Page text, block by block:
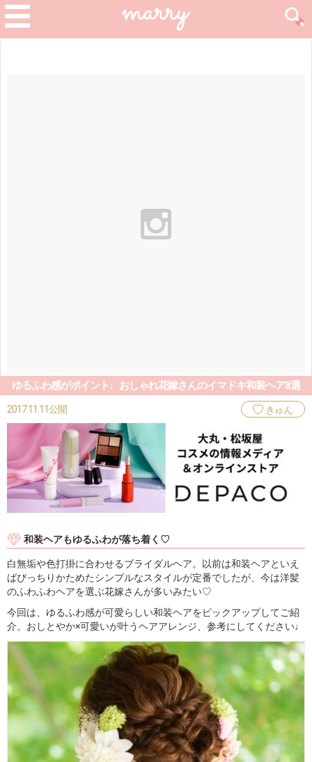
ゆるふわ感がポイント♩おしゃれ花嫁さんのイマドキ和装ヘア8選
2017.11.11公開 きゅん
和装ヘアもゆるふわが落ち着く♡
白無垢や色打掛に合わせるブライダルヘア。以前は和装ヘアといえ
ばぴっちりかためたシンプルなスタイルが定番でしたが、今は洋髪
のふわふわヘアを選ぶ花嫁さんが多いみたい♡
今回は、ゆるふわ感が可愛らしい和装ヘアをピックアップしてご紹
介。おしとやか×可愛いが叶うヘアアレンジ、参考にしてください♩